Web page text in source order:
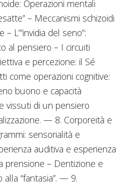
Operazioni mentali
– Meccanismi schizoidi
L’”invidia del seno”:
al pensiero – I circuiti
e percezione: il Sé
come operazioni cognitive:
buono e capacità
vissuti di un pensiero
— 8. Corporeità e
sensorialità e
auditiva e esperienza
prensione – Dentizione e
“fantasia”. — 9.